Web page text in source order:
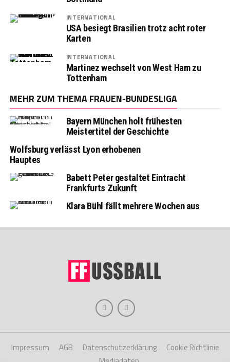
INTERNATIONAL
USA besiegt Brasilien trotz acht roter
Karten
INTERNATIONAL
Martinez wechselt von West Ham zu
Tottenham
MEHR ZUM THEMA FRAUEN-BUNDESLIGA
Bayern München holt frühesten
Meistertitel der Geschichte
Wolfsburg verlässt Lyon erhobenen
Hauptes
Babett Peter gestaltet Eintracht
Frankfurts Zukunft
Klara Bühl fällt mehrere Wochen aus
Impressum AGB Datenschutzerklärung
Cookie Richtlinie